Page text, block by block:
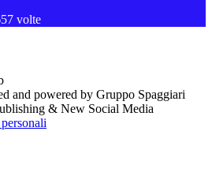
volte
and powered by Gruppo Spaggiari
& New Social Media